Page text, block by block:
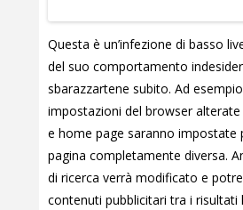
Questa è un’infezione di basso
del suo comportamento
sbarazzartene subito. Ad
impostazioni del browser alterate
e home page saranno impostate
pagina completamente diversa.
di ricerca verrà modificato e
contenuti pubblicitari tra i risultati